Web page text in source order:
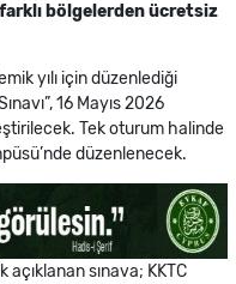
bölgelerden ücretsiz
yılı için düzenlediği
16 Mayıs 2026
Tek oturum halinde
düzenlenecek.
sınava; KKTC